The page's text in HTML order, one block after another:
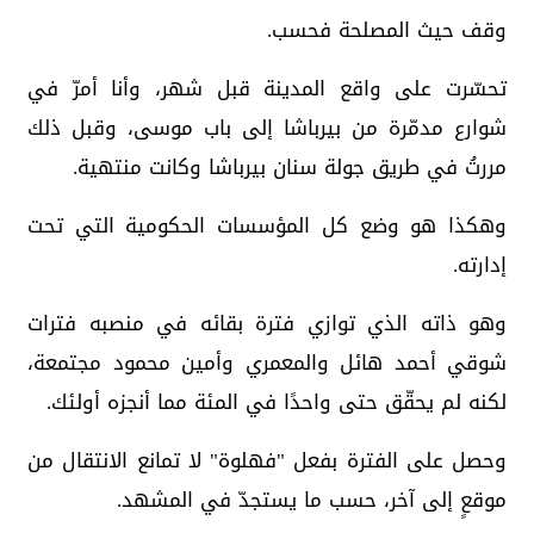
وقف حيث المصلحة فحسب.
تحسّرت على واقع المدينة قبل شهر، وأنا أمرّ في
شوارع مدمّرة من بيرباشا إلى باب موسى، وقبل ذلك
مررتُ في طريق جولة سنان بيرباشا وكانت منتهية.
وهكذا هو وضع كل المؤسسات الحكومية التي تحت
إدارته.
وهو ذاته الذي توازي فترة بقائه في منصبه فترات
شوقي أحمد هائل والمعمري وأمين محمود مجتمعة،
لكنه لم يحقّق حتى واحدًا في المئة مما أنجزه أولئك.
وحصل على الفترة بفعل "فهلوة" لا تمانع الانتقال من
موقعٍ إلى آخر، حسب ما يستجدّ في المشهد.